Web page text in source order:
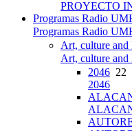
PROYECTO
Programas Radio
Programas Radio
Art, culture and
Art, culture and
2046 22
2046